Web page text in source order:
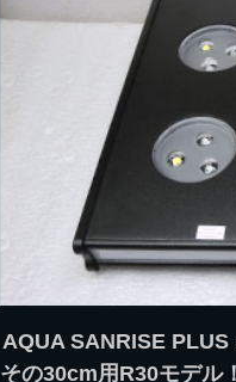
AQUA SANRISE PLUS
その30cm用R30モデル！